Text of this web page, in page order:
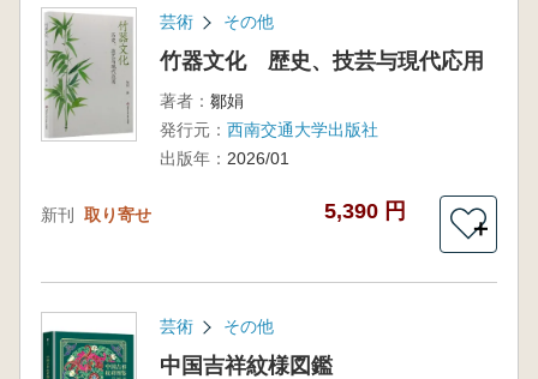
芸術 その他
竹器文化 歴史、技芸与現代応用
著者： 鄒娟
発行元： 西南交通大学出版社
出版年： 2026/01
新刊 取り寄せ 5,390 円
＋
芸術 その他
中国吉祥紋様図鑑